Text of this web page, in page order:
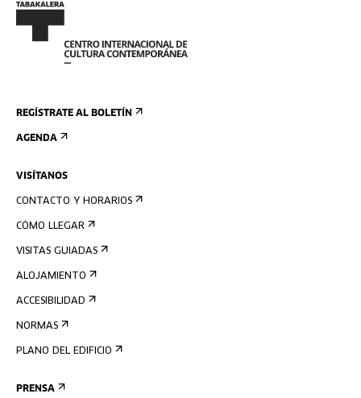
REGÍSTRATE AL BOLETÍN
AGENDA
VISÍTANOS
CONTACTO Y HORARIOS
CÓMO LLEGAR
VISITAS GUIADAS
ALOJAMIENTO
ACCESIBILIDAD
NORMAS
PLANO DEL EDIFICIO
PRENSA